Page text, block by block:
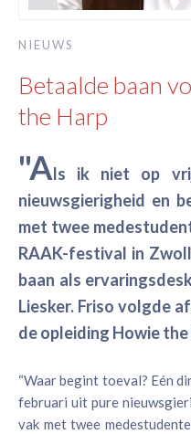
NIEUWS
Betaalde baan
the Harp
"Als ik niet op
nieuwsgierigheid en
met twee
RAAK-festival in
baan als
Liesker. Friso volgde
de opleiding Howie the
“Waar begint toeval? Eén
februari uit pure
vak met twee